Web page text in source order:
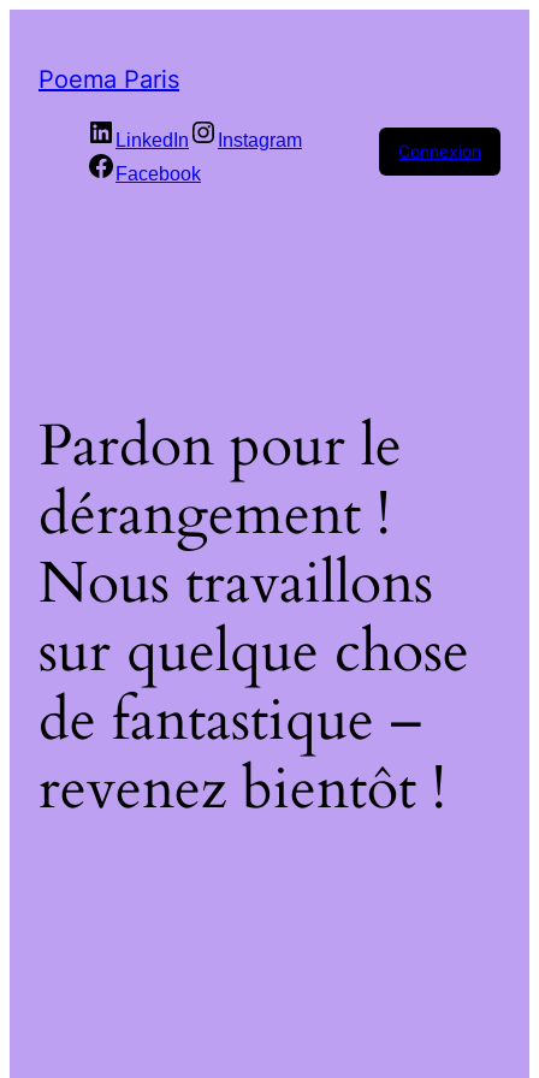
Poema Paris
LinkedIn
Instagram
Facebook
Connexion
Pardon pour le
dérangement !
Nous travaillons
sur quelque chose
de fantastique –
revenez bientôt !